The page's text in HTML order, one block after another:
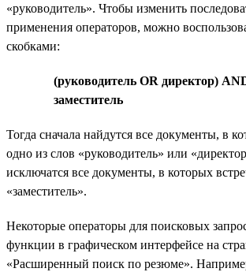
«руководитель». Чтобы изменить
применения операторов, можно
скобками:
(руководитель OR директор)
заместитель
Тогда сначала найдутся все документы, в
одно из слов «руководитель» или
исключатся все документы, в которых
«заместитель».
Некоторые операторы для поисковых
функции в графическом интерфейсе на
«Расширенный поиск по резюме».